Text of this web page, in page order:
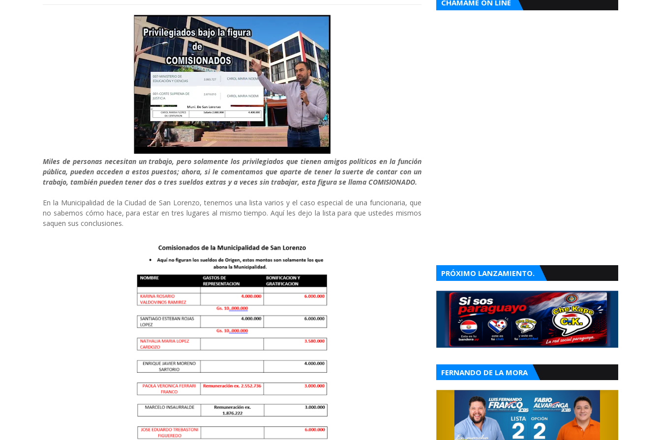
Miles de personas necesitan un trabajo, pero solamente los privilegiados que tienen amigos políticos en la función
pública, pueden acceden a estos puestos; ahora, si le comentamos que aparte de tener la suerte de contar con un
trabajo, también pueden tener dos o tres sueldos extras y a veces sin trabajar, esta figura se llama COMISIONADO.
En la Municipalidad de la Ciudad de San Lorenzo, tenemos una lista varios y el caso especial de una funcionaria, que
no sabemos cómo hace, para estar en tres lugares al mismo tiempo. Aquí les dejo la lista para que ustedes mismos
saquen sus conclusiones.
CHAMAME ON LINE
PRÓXIMO LANZAMIENTO.
FERNANDO DE LA MORA